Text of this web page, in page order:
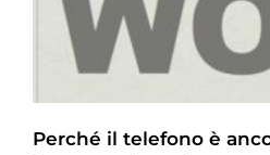
Perché il telefono è